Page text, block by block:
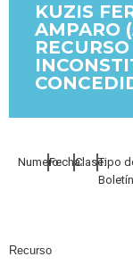
KUZIS
AMPARO
Numero:Fecha:Clase:Tipo
Recurso